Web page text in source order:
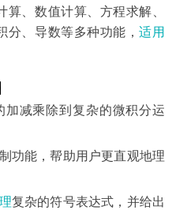
、数值计算、方程求解、
分、导数等多种功能，适用
减乘除到复杂的微积分运
功能，帮助用户更直观地理
复杂的符号表达式，并给出